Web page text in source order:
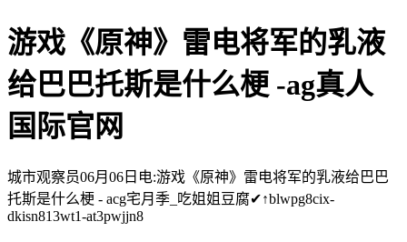
游戏《原神》雷电将军的乳液
给巴巴托斯是什么梗 -ag真人
国际官网
城市观察员06月06日电:游戏《原神》雷电将军的乳液给巴巴
托斯是什么梗 - acg宅月季_吃姐姐豆腐✔↑blwpg8cix-
dkisn813wt1-at3pwjjn8